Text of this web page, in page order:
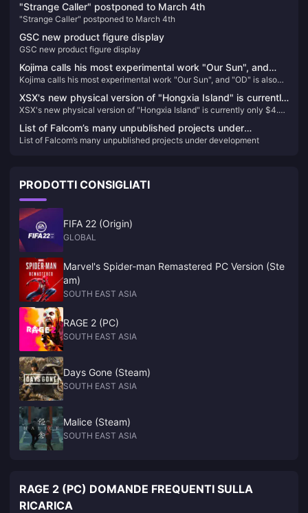
Astral Express, journeying through the cosmos, uncovering secrets,
and battling against the enigmatic Honkai. Each character you meet
has a story that intertwines with the grand narrative, filled with
unexpected twists and turns that will leave you craving for more.
"Strange Caller" postponed to March 4th
"Strange Caller" postponed to March 4th
GSC new product figure display
GSC new product figure display
Kojima calls his most experimental work "Our Sun", and
"OD" is also different.
Kojima calls his most experimental work "Our Sun", and "OD" is also
XSX's new physical version of "Hongxia Island" is currently
only $4.37 on GameSpot
XSX's new physical version of "Hongxia Island" is currently only $4.37
List of Falcom’s many unpublished projects under
development
List of Falcom’s many unpublished projects under development
PRODOTTI CONSIGLIATI
FIFA 22 (Origin)
GLOBAL
Marvel's Spider-man Remastered PC Version (Ste
am)
SOUTH EAST ASIA
RAGE 2 (PC)
SOUTH EAST ASIA
Days Gone (Steam)
SOUTH EAST ASIA
Malice (Steam)
SOUTH EAST ASIA
RAGE 2 (PC) DOMANDE FREQUENTI SULLA
RICARICA